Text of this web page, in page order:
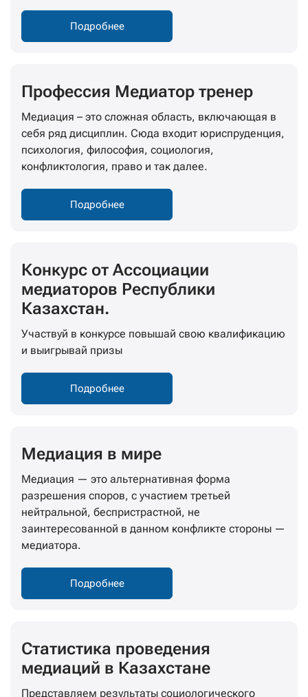
Подробнее
Профессия Медиатор тренер
Медиация – это сложная область, включающая в
себя ряд дисциплин. Сюда входит юриспруденция,
психология, философия, социология,
конфликтология, право и так далее.
Подробнее
Конкурс от Ассоциации
медиаторов Республики
Казахстан.
Участвуй в конкурсе повышай свою квалификацию
и выигрывай призы
Подробнее
Медиация в мире
Медиация — это альтернативная форма
разрешения споров, с участием третьей
нейтральной, беспристрастной, не
заинтересованной в данном конфликте стороны —
медиатора.
Подробнее
Статистика проведения
медиаций в Казахстане
Представляем результаты социологического